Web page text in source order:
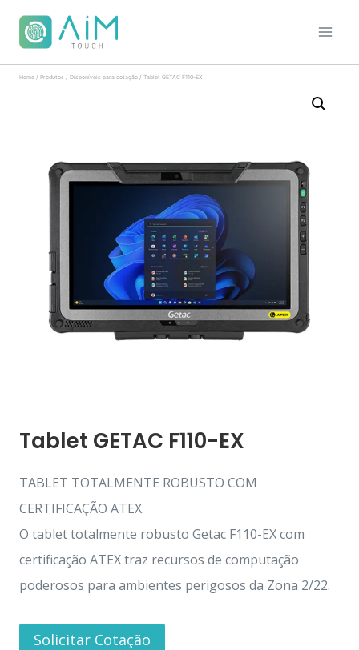
Home / Produtos / Disponíveis para cotação / Tablet GETAC F110-EX
Tablet GETAC F110-EX
TABLET TOTALMENTE ROBUSTO COM
CERTIFICAÇÃO ATEX.
O tablet totalmente robusto Getac F110-EX com
certificação ATEX traz recursos de computação
poderosos para ambientes perigosos da Zona 2/22.
Solicitar Cotação